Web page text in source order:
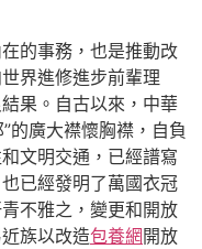
事務，也是推動改
界進修進步前輩理
果。自古以來，中華
的廣大襟懷胸襟，自負
文明交通，已經譜寫
已經發明了萬國衣冠
不雅之，變更和開放
族以改造包養網 開放